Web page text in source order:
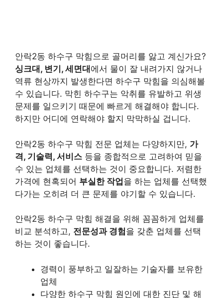
안락2동 하수구 막힘으로 골머리를 앓고 계신가요?
싱크대, 변기, 세면대 에서 물이 잘 내려가지 않거나
역류 현상까지 발생한다면 하수구 막힘을 의심해볼
수 있습니다. 막힌 하수구는 악취를 유발하고 위생
문제를 일으키기 때문에 빠르게 해결해야 합니다.
하지만 어디에 연락해야 할지 막막하실 겁니다.
안락2동 하수구 막힘 전문 업체는 다양하지만, 가
격, 기술력, 서비스 등을 종합적으로 고려하여 믿을
수 있는 업체를 선택하는 것이 중요합니다. 저렴한
가격에 현혹되어 부실한 작업을 하는 업체를 선택했
다가는 오히려 더 큰 문제를 야기할 수 있습니다.
안락2동 하수구 막힘 해결을 위해 꼼꼼하게 업체를
비교 분석하고, 전문성과 경험을 갖춘 업체를 선택
하는 것이 좋습니다.
경력이 풍부하고 일잘하는 기술자를 보유한
업체
다양한 하수구 막힘 원인에 대한 진단 및 해